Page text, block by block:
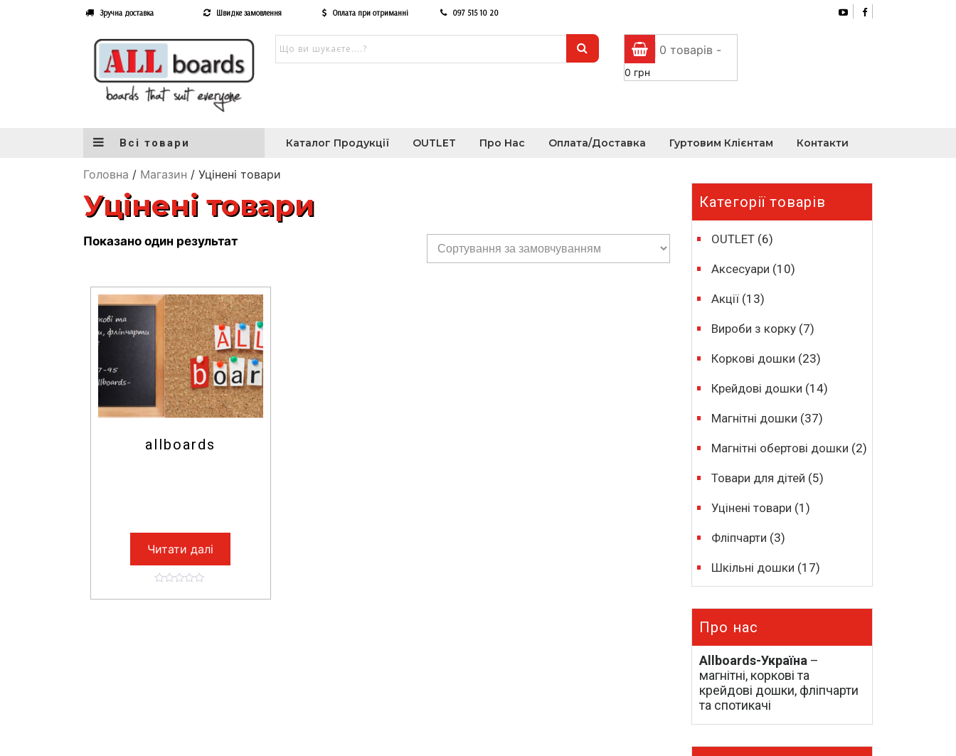
Зручна доставка Швидке замовлення Оплата при отриманні 097 515 10 20
0 товарів -
0 грн
Всі товари Каталог Продукції OUTLET Про Нас Оплата/Доставка Гуртовим Клієнтам Контакти
Головна / Магазин / Уцінені товари
Уцінені товари
Показано один результат
allboards
Читати далі
o
Категорії товарів
OUTLET (6)
Аксесуари (10)
Акції (13)
Вироби з корку (7)
Коркові дошки (23)
Крейдові дошки (14)
Магнітні дошки (37)
Магнітні обертові дошки (2)
Товари для дітей (5)
Уцінені товари (1)
Фліпчарти (3)
Шкільні дошки (17)
Про нас
Allboards-Україна –
магнітні, коркові та
крейдові дошки, фліпчарти
та спотикачі